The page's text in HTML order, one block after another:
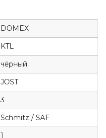
DOMEX
KTL
чёрный
JOST
3
Schmitz / SAF
1